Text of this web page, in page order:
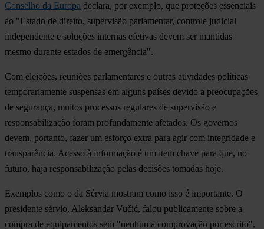
Conselho da Europa declara, por exemplo, que proteções essenciais
ao "Estado de direito, supervisão parlamentar, controle judicial
independente e soluções internas efetivas devem ser mantidas
mesmo durante estados de emergência".
Com eleições, reuniões parlamentares e outras atividades políticas
temporariamente suspensas em alguns países devido a preocupações
de segurança, muitos processos regulares de supervisão e
responsabilização foram profundamente afetados. Os governos
devem, portanto, fazer um esforço extra para agir com integridade e
transparência. Acesso à informação é um item chave para que, no
futuro, haja responsabilização pelas decisões tomadas hoje.
Exemplos como o da Sérvia mostram como isso é importante. O
presidente sérvio, Aleksandar Vučić, falou publicamente sobre a
compra de equipamentos sem "nenhuma comprovação por escrito",